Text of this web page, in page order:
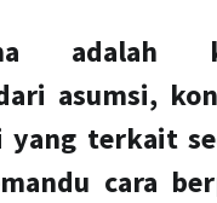
adalah
asumsi,
yang terkait
cara